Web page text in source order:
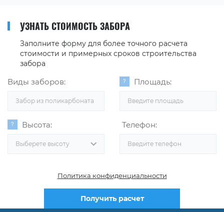
УЗНАТЬ СТОИМОСТЬ ЗАБОРА
Заполните форму для более точного расчета
стоимости и примерных сроков строительства
забора
Виды заборов:
Забор из поликарбоната
Площадь:
Высота:
Выберете высоту
Телефон:
Политика конфиденциальности
Получить расчет